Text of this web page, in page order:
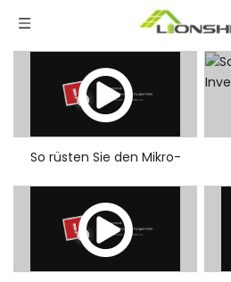
So rüsten Sie den Mikro-
Wechselrichter aus